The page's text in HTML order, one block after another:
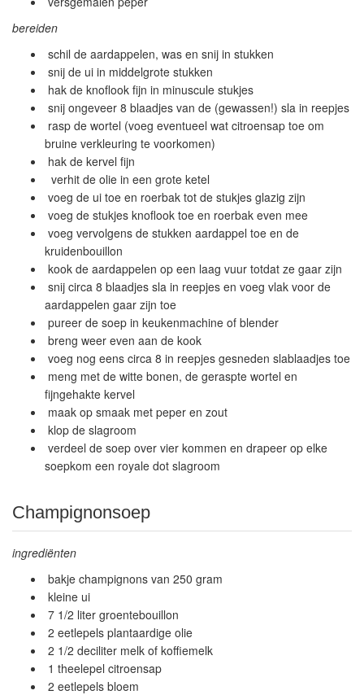
bereiden
schil de aardappelen, was en snij in stukken
snij de ui in middelgrote stukken
hak de knoflook fijn in minuscule stukjes
snij ongeveer 8 blaadjes van de (gewassen!) sla in reepjes
rasp de wortel (voeg eventueel wat citroensap toe om
bruine verkleuring te voorkomen)
hak de kervel fijn
verhit de olie in een grote ketel
voeg de ui toe en roerbak tot de stukjes glazig zijn
voeg de stukjes knoflook toe en roerbak even mee
voeg vervolgens de stukken aardappel toe en de
kruidenbouillon
kook de aardappelen op een laag vuur totdat ze gaar zijn
snij circa 8 blaadjes sla in reepjes en voeg vlak voor de
aardappelen gaar zijn toe
pureer de soep in keukenmachine of blender
breng weer even aan de kook
voeg nog eens circa 8 in reepjes gesneden slablaadjes toe
meng met de witte bonen, de geraspte wortel en
fijngehakte kervel
maak op smaak met peper en zout
klop de slagroom
verdeel de soep over vier kommen en drapeer op elke
soepkom een royale dot slagroom
Champignonsoep
ingrediënten
bakje champignons van 250 gram
kleine ui
7 1/2 liter groentebouillon
2 eetlepels plantaardige olie
2 1/2 deciliter melk of koffiemelk
1 theelepel citroensap
2 eetlepels bloem